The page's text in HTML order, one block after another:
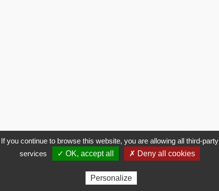
© 2026Mob'in Normandie
If you continue to browse this website, you are allowing all third-party
services
✓ OK, accept all ✗ Deny all cookies
Personalize